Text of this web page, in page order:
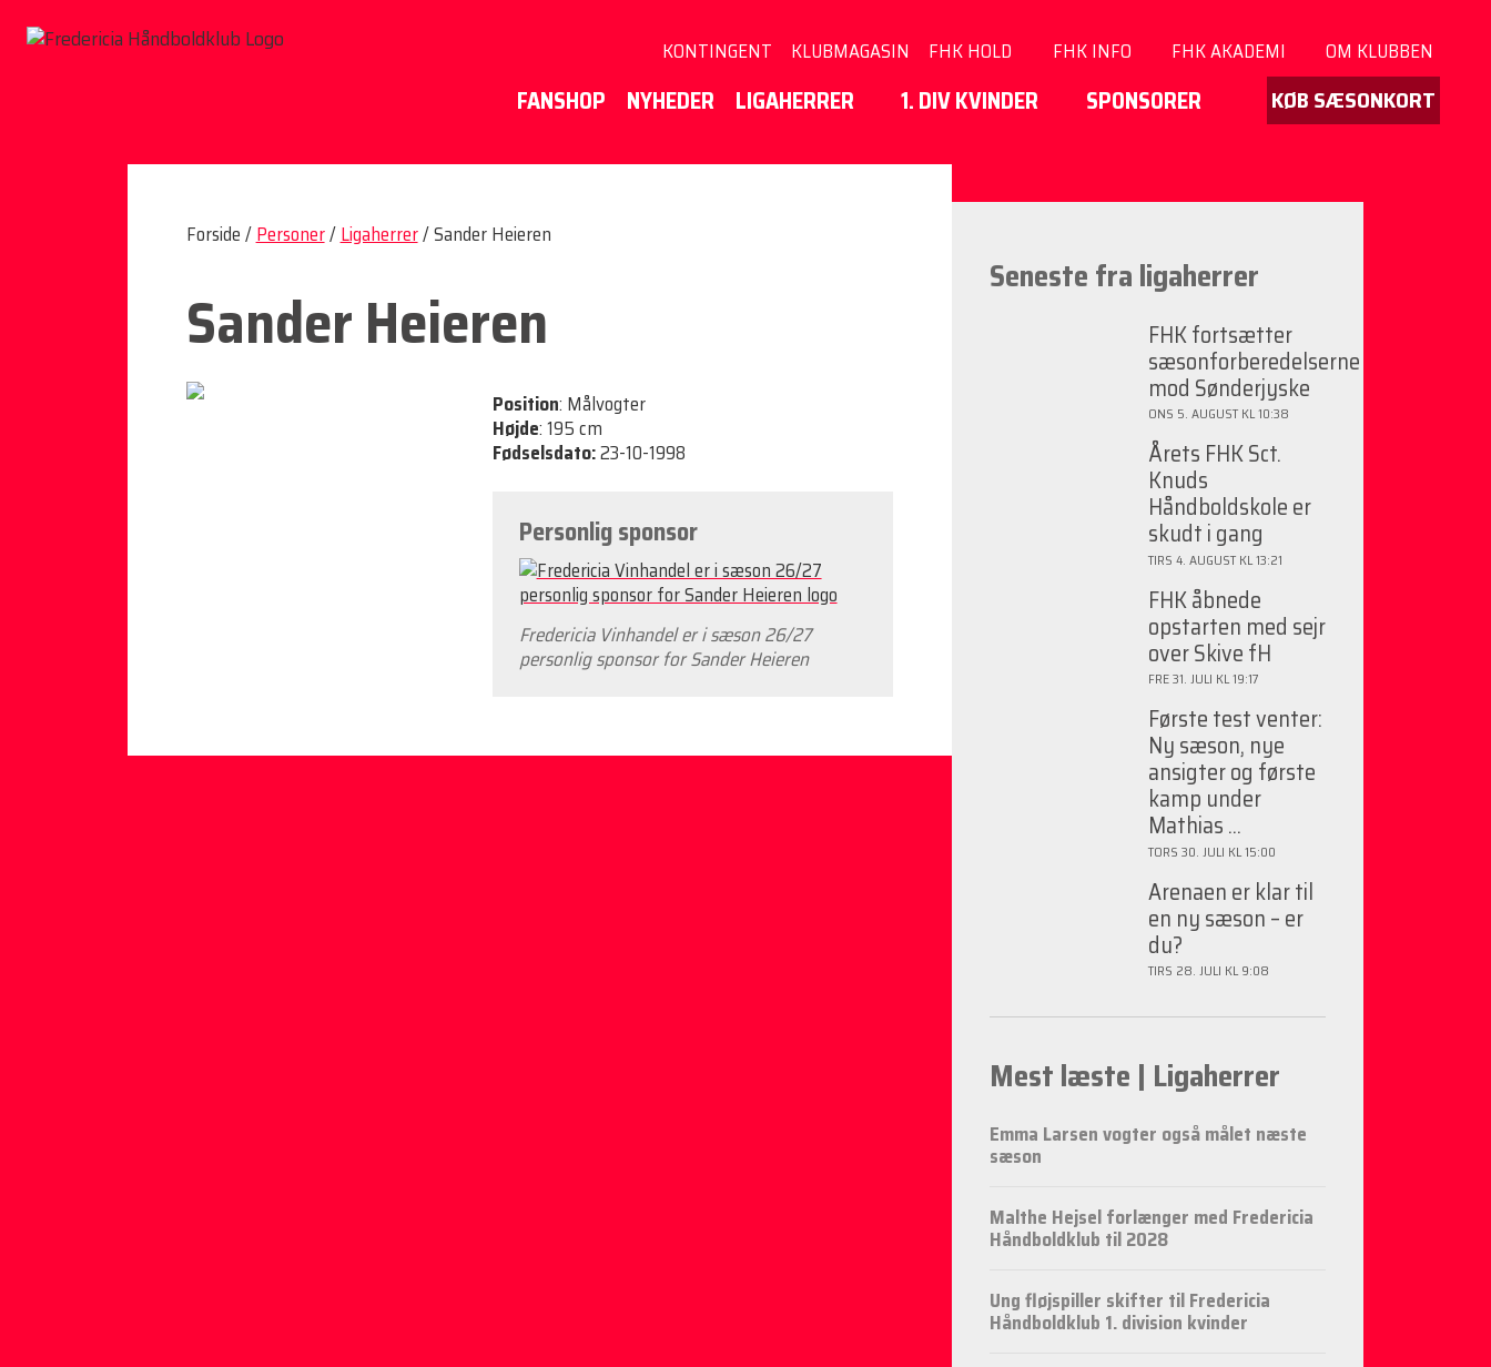
KONTINGENT KLUBMAGASIN FHK HOLD FHK INFO FHK AKADEMI OM KLUBBEN
FANSHOP NYHEDER LIGAHERRER 1. DIV KVINDER SPONSORER KØB SÆSONKORT
Forside /Personer/Ligaherrer/Sander Heieren
Sander Heieren
Position: Målvogter
Højde: 195 cm
Fødselsdato:23-10-1998
Personlig sponsor
Fredericia Vinhandel er i sæson 26/27
personlig sponsor for Sander Heieren
Seneste fra ligaherrer
FHK fortsætter
sæsonforberedelserne
mod Sønderjyske
ONS 5. AUGUST KL 10:38
Årets FHK Sct.
Knuds
Håndboldskole er
skudt i gang
TIRS 4. AUGUST KL 13:21
FHK åbnede
opstarten med sejr
over Skive fH
FRE 31. JULI KL 19:17
Første test venter:
Ny sæson, nye
ansigter og første
kamp under
Mathias ...
TORS 30. JULI KL 15:00
Arenaen er klar til
en ny sæson – er
du?
TIRS 28. JULI KL 9:08
Mest læste | Ligaherrer
Emma Larsen vogter også målet næste
sæson
Malthe Hejsel forlænger med Fredericia
Håndboldklub til 2028
Ung fløjspiller skifter til Fredericia
Håndboldklub 1. division kvinder